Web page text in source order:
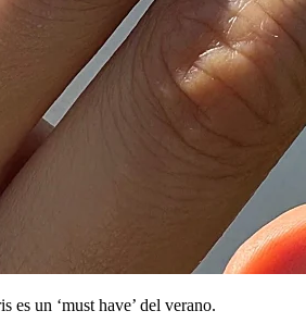
es un ‘must have’ del verano.